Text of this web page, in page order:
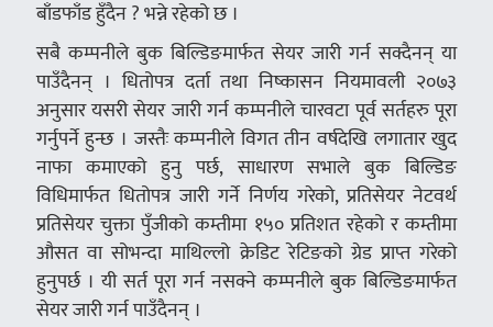
बाँडफाँड हुँदैन ? भन्ने रहेको छ ।
सबै कम्पनीले बुक बिल्डिङमार्फत सेयर जारी गर्न सक्दैनन् या
पाउँदैनन् । धितोपत्र दर्ता तथा निष्कासन नियमावली २०७३
अनुसार यसरी सेयर जारी गर्न कम्पनीले चारवटा पूर्व सर्तहरु पूरा
गर्नुपर्ने हुन्छ । जस्तैः कम्पनीले विगत तीन वर्षदेखि लगातार खुद
नाफा कमाएको हुनु पर्छ, साधारण सभाले बुक बिल्डिङ
विधिमार्फत धितोपत्र जारी गर्ने निर्णय गरेको, प्रतिसेयर नेटवर्थ
प्रतिसेयर चुक्ता पुँजीको कम्तीमा १५० प्रतिशत रहेको र कम्तीमा
औसत वा सोभन्दा माथिल्लो क्रेडिट रेटिङको ग्रेड प्राप्त गरेको
हुनुपर्छ । यी सर्त पूरा गर्न नसक्ने कम्पनीले बुक बिल्डिङमार्फत
सेयर जारी गर्न पाउँदैनन् ।